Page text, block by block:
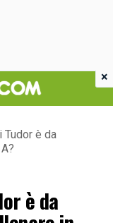
Tudor è da
è da
×